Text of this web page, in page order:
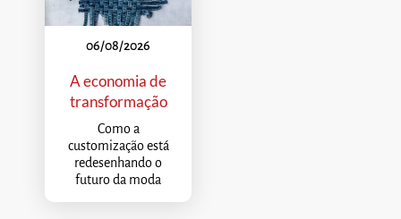
06/08/2026
A economia de
transformação
Como a
customização está
redesenhando o
futuro da moda